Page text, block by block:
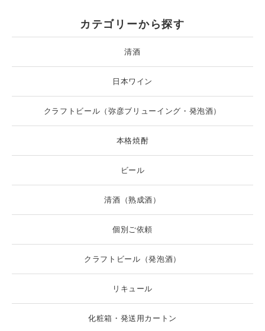
カテゴリーから探す
清酒
日本ワイン
クラフトビール（弥彦ブリューイング・発泡酒）
本格焼酎
ビール
清酒（熟成酒）
個別ご依頼
クラフトビール（発泡酒）
リキュール
化粧箱・発送用カートン